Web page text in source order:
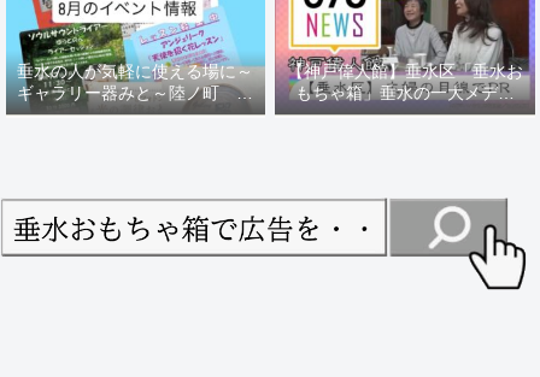
垂水の人が気軽に使える場に～
ギャラリー器みと～陸ノ町 ８
月のイベント情報
【神戸偉人館】垂水区「垂水お
もちゃ箱」垂水の一大メディ
ア！？｜神戸の魅力を凸インタ